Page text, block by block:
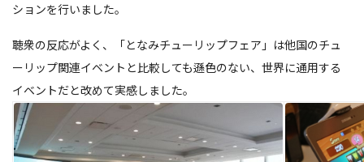
ションを行いました。
聴衆の反応がよく、「となみチューリップフェア」は他国のチュ
ーリップ関連イベントと比較しても遜色のない、世界に通用する
イベントだと改めて実感しました。